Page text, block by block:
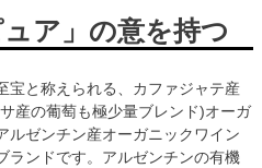
ュア」の意を持つ
宝と称えられる、カファジャテ産
産の葡萄も極少量ブレンド)オーガ
ルゼンチン産オーガニックワイン
ランドです。アルゼンチンの有機